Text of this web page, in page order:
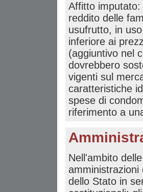
Affitto
reddito delle
usufrutto, in
inferiore ai
(aggiuntivo nel
dovrebbero
vigenti sul
caratteristiche
spese di
riferimento a
Nell'ambito
amministrazioni
dello Stato in